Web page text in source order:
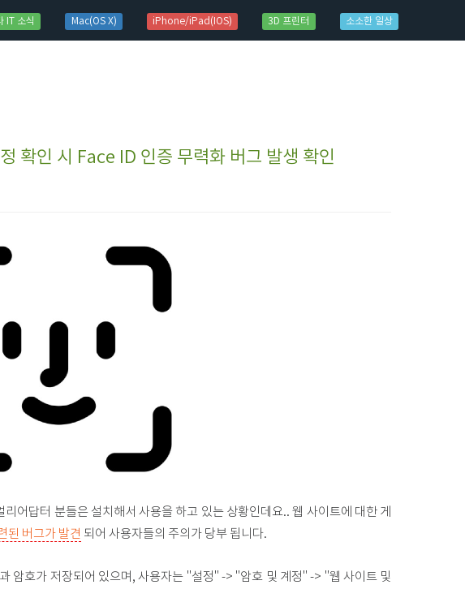
IT 소식 Mac(OS X) iPhone/iPad(IOS) 3D 프린터 소소한 일상
확인 시 Face ID 인증 무력화 버그 발생 확인
어답터 분들은 설치해서 사용을 하고 있는 상황인데요.. 웹 사이트에 대한 게
된 버그가 발견 되어 사용자들의 주의가 당부 됩니다.
암호가 저장되어 있으며, 사용자는 "설정" -> "암호 및 계정" -> "웹 사이트 및